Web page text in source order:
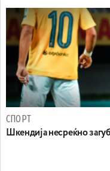
СПОРТ
Шкендија несреќно